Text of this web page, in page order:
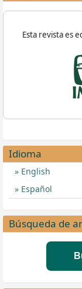
Esta revista es
Idioma
English
Español
Búsqueda de